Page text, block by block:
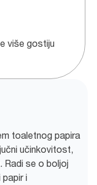
više gostiju
toaletnog papira
učinkovitost,
Radi se o boljoj
i